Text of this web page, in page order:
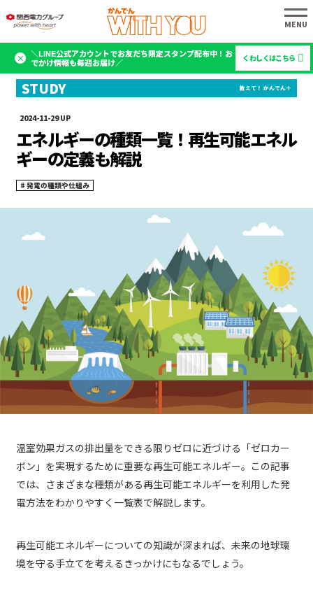
＼LINE公式アカウントでお友だち限定スタンプ配布中！お
でかけ情報も毎週お届け／
くわしくはこちら
2024-11-29
エネルギーの種類一覧！再生可能エネル
ギーの定義も解説
発電の種類や仕組み
温室効果ガスの排出量をできる限りゼロに近づける「ゼロカー
ボン」を実現するために重要な再生可能エネルギー。この記事
では、さまざまな種類がある再生可能エネルギーを利用した発
電方法をわかりやすく一覧表で解説します。
再生可能エネルギーについての知識が深まれば、未来の地球環
境を守る手立てを考えるきっかけにもなるでしょう。